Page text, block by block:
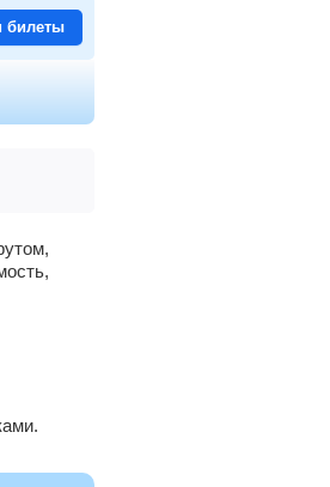
билеты
билеты